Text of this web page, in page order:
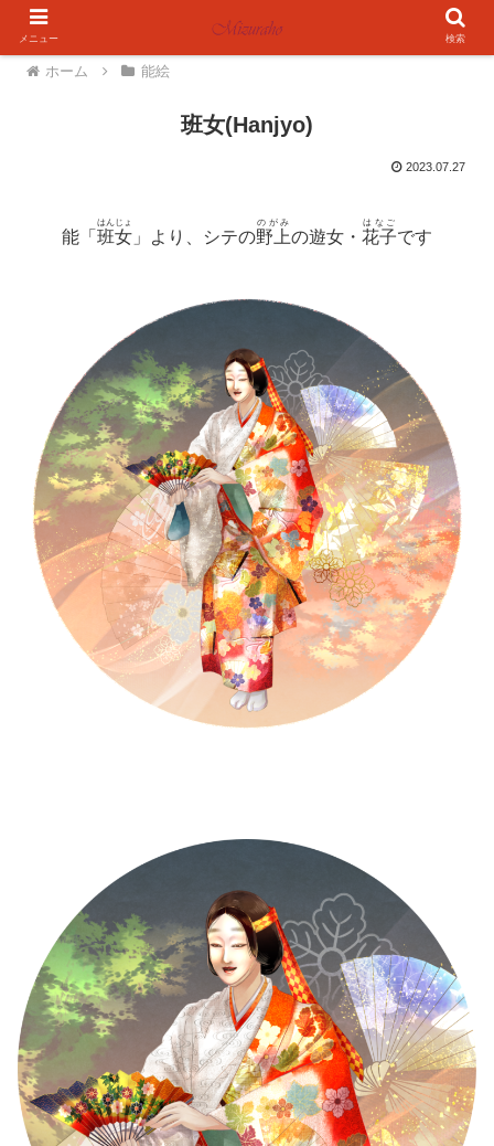
ホーム 能絵
班女(Hanjyo)
2023.07.27
能「 班女
はんじょ
」より、シテの野上
のがみ
の遊女・ 花子
はなご
です
メニュー 検索